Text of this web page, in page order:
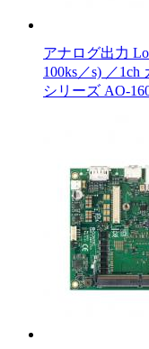
アナログ出力
100ks／s) ／
シリーズ AO-